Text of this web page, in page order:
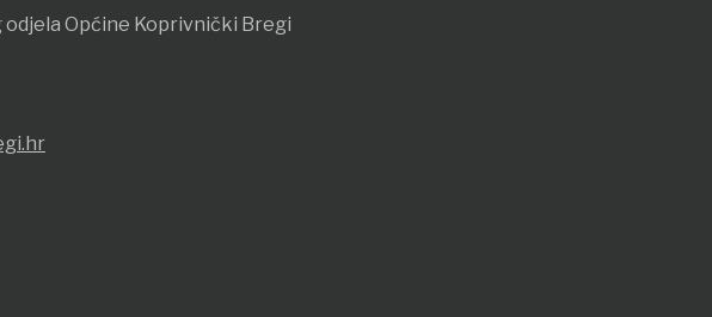
Općine Koprivnički Bregi